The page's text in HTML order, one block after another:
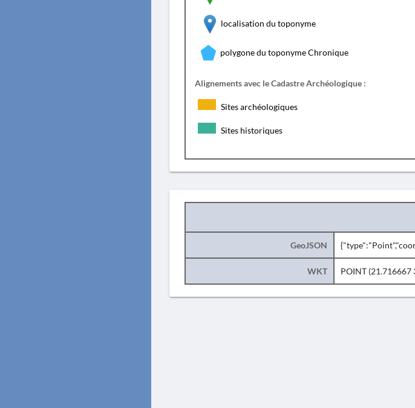
localisation du toponyme
polygone du toponyme Chronique
Alignements avec le Cadastre Archéologique :
Sites archéologiques
Sites historiques
GeoJSON
WKT POINT (21.716667